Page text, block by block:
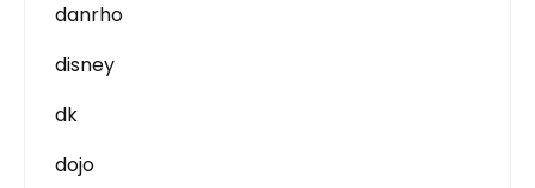
danrho
disney
dk
dojo